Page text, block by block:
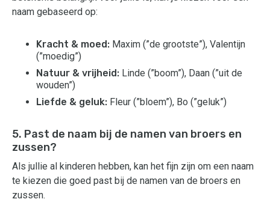
naam gebaseerd op:
Kracht & moed: Maxim (”de grootste”), Valentijn
(”moedig”)
Natuur & vrijheid: Linde (”boom”), Daan (”uit de
wouden”)
Liefde & geluk: Fleur (”bloem”), Bo (”geluk”)
5. Past de naam bij de namen van broers en
zussen?
Als jullie al kinderen hebben, kan het fijn zijn om een naam
te kiezen die goed past bij de namen van de broers en
zussen.